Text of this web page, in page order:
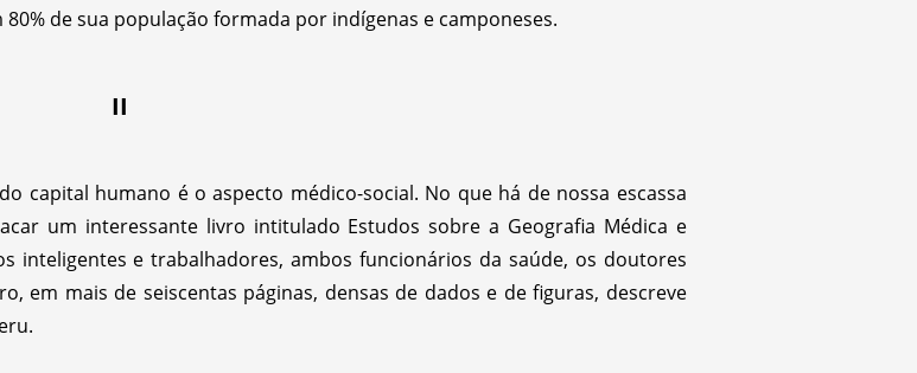
de sua população formada por indígenas e camponeses.
II
capital humano é o aspecto médico-social. No que há de nossa escassa
um interessante livro intitulado Estudos sobre a Geografia Médica e
inteligentes e trabalhadores, ambos funcionários da saúde, os doutores
em mais de seiscentas páginas, densas de dados e de figuras, descreve